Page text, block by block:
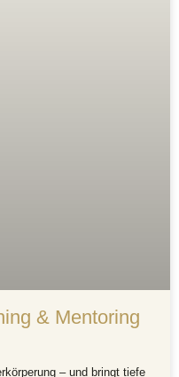
& Mentoring
– und bringt tiefe